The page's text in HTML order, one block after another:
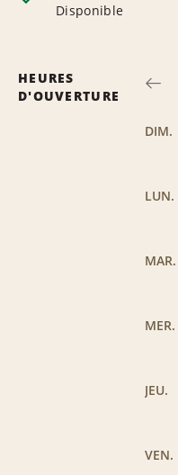
Disponible
HEURES
D'OUVERTURE
DIM.
LUN.
MAR.
MER.
JEU.
VEN.